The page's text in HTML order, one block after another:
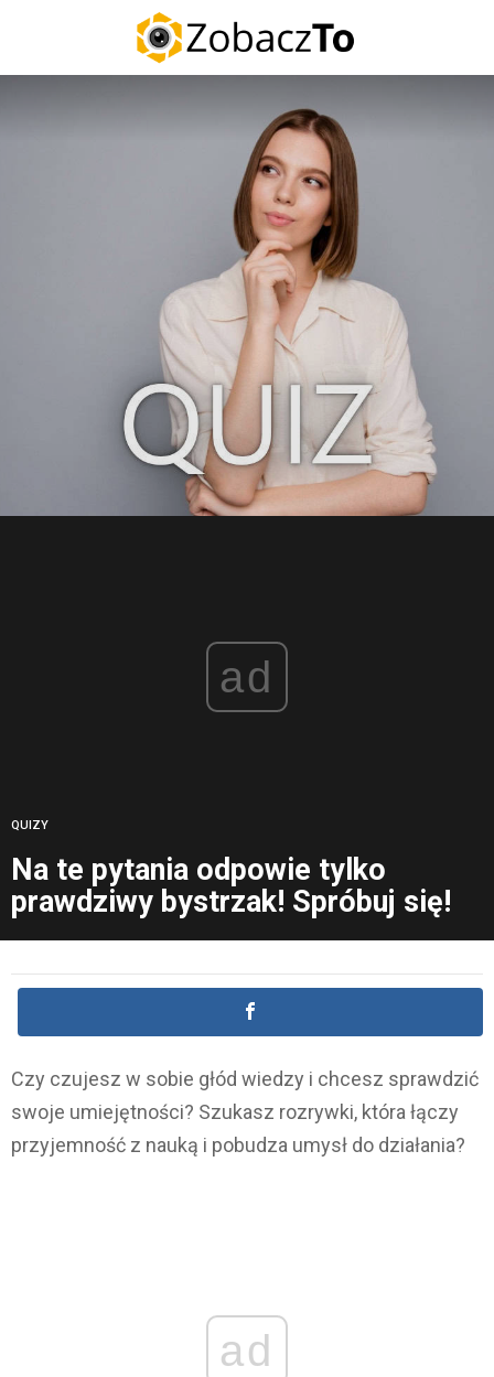
ad
QUIZY
Na te pytania odpowie tylko
prawdziwy bystrzak! Spróbuj się!
Czy czujesz w sobie głód wiedzy i chcesz sprawdzić
swoje umiejętności? Szukasz rozrywki, która łączy
przyjemność z nauką i pobudza umysł do działania?
ad